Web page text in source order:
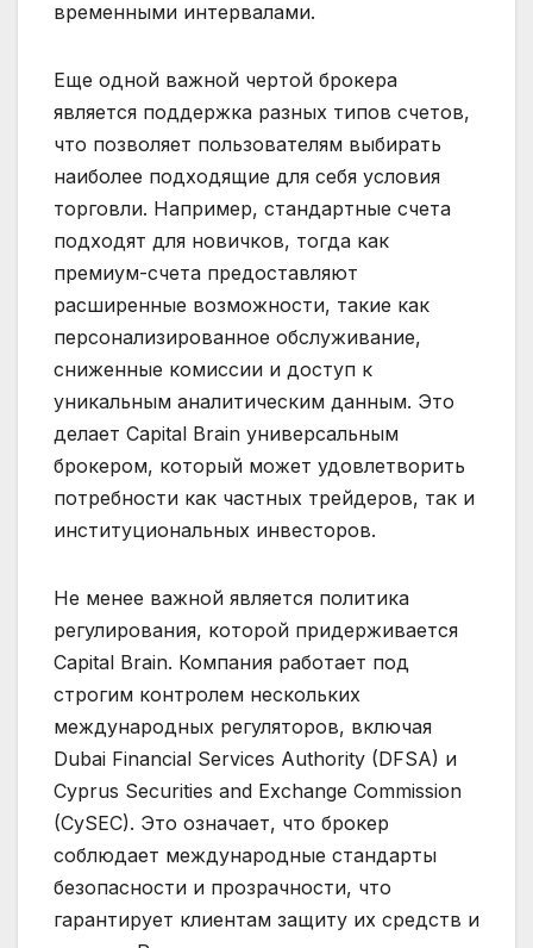
временными интервалами.
Еще одной важной чертой брокера
является поддержка разных типов счетов,
что позволяет пользователям выбирать
наиболее подходящие для себя условия
торговли. Например, стандартные счета
подходят для новичков, тогда как
премиум-счета предоставляют
расширенные возможности, такие как
персонализированное обслуживание,
сниженные комиссии и доступ к
уникальным аналитическим данным. Это
делает Capital Brain универсальным
брокером, который может удовлетворить
потребности как частных трейдеров, так и
институциональных инвесторов.
Не менее важной является политика
регулирования, которой придерживается
Capital Brain. Компания работает под
строгим контролем нескольких
международных регуляторов, включая
Dubai Financial Services Authority (DFSA) и
Cyprus Securities and Exchange Commission
(CySEC). Это означает, что брокер
соблюдает международные стандарты
безопасности и прозрачности, что
гарантирует клиентам защиту их средств и